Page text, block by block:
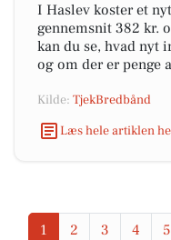
I Haslev koster et
gennemsnit 382 kr.
kan du se, hvad nyt
og om der er penge
Kilde: TjekBredbånd
Læs hele artiklen
1 2 3 4 5